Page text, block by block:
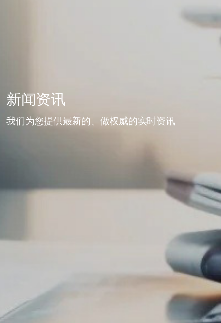
新闻资讯
我们为您提供最新的、做权威的实时资讯